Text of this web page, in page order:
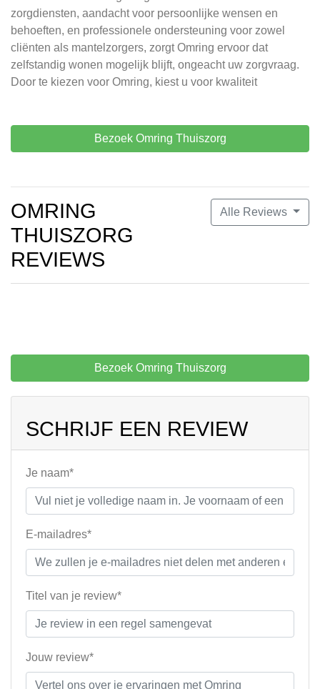
zorgdiensten, aandacht voor persoonlijke wensen en
behoeften, en professionele ondersteuning voor zowel
cliënten als mantelzorgers, zorgt Omring ervoor dat
zelfstandig wonen mogelijk blijft, ongeacht uw zorgvraag.
Door te kiezen voor Omring, kiest u voor kwaliteit
Bezoek Omring Thuiszorg
Alle Reviews
OMRING
THUISZORG
REVIEWS
Bezoek Omring Thuiszorg
SCHRIJF EEN REVIEW
Je naam*
E-mailadres*
Titel van je review*
Jouw review*